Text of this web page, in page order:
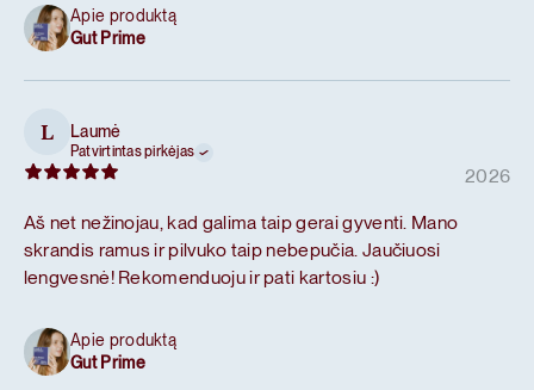
Apie produktą
Gut Prime
L Laumė
Patvirtintas pirkėjas
2026
Aš net nežinojau, kad galima taip gerai gyventi. Mano
skrandis ramus ir pilvuko taip nebepučia. Jaučiuosi
lengvesnė! Rekomenduoju ir pati kartosiu :)
Apie produktą
Gut Prime